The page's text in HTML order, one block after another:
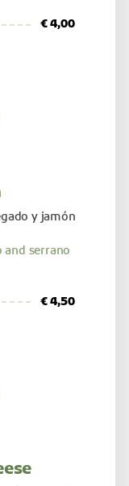
€ 4,00
y jamón
serrano
€ 4,50